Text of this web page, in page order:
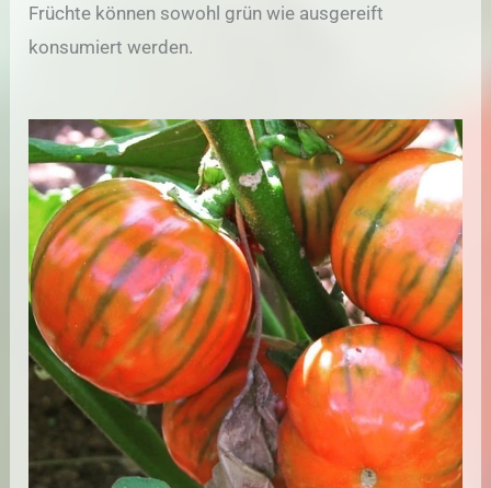
Früchte können sowohl grün wie ausgereift
konsumiert werden.